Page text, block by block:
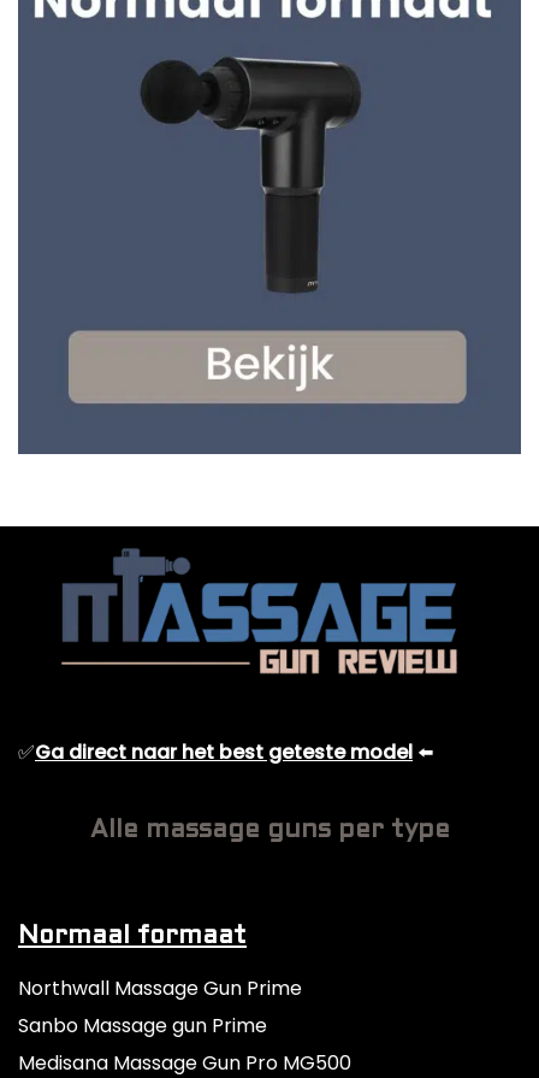
✅Ga direct naar het best geteste model ⬅️
Alle massage guns per type
Normaal formaat
Northwall Massage Gun Prime
Sanbo Massage gun Prime
Medisana Massage Gun Pro MG500